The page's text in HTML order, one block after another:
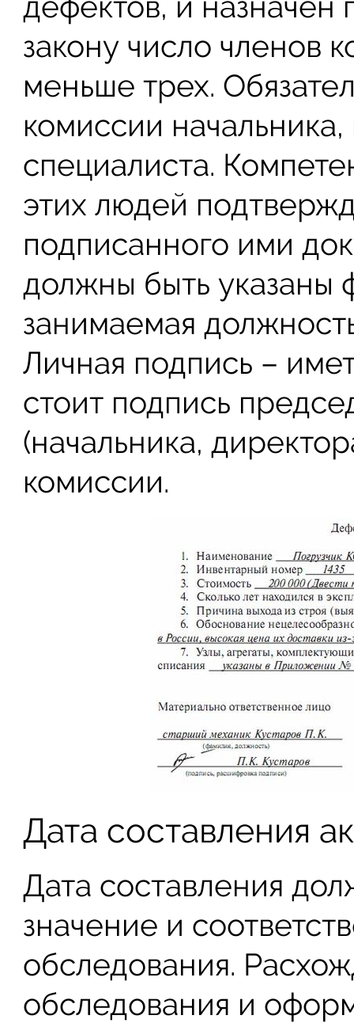
закону число членов
меньше трех.
комиссии
специалиста.
этих людей
подписанного ими
должны быть указаны
занимаемая
Личная подпись –
стоит подпись
(начальника,
комиссии.
Дата составления
Дата составления
значение и
обследования.
обследования и